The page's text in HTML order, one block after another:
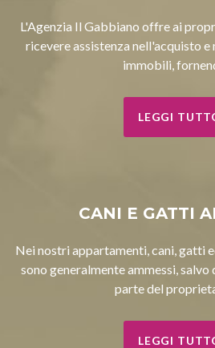
L'Agenzia Il Gabbiano offre ai
ricevere assistenza nell'acquisto
immobili,
LEGGI
CANI E GATTI
Nei nostri appartamenti, cani, gatti
sono generalmente ammessi,
parte del
LEGGI